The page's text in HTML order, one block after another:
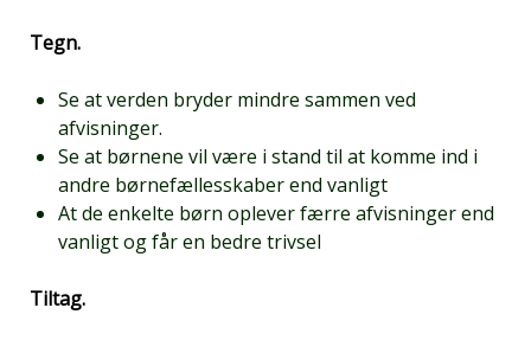
Tegn.
Se at verden bryder mindre sammen ved
afvisninger.
Se at børnene vil være i stand til at komme ind i
andre børnefællesskaber end vanligt
At de enkelte børn oplever færre afvisninger end
vanligt og får en bedre trivsel
Tiltag.